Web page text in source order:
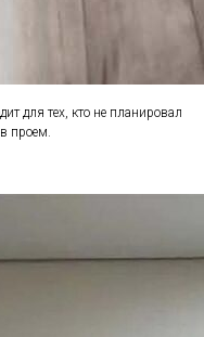
для тех, кто не планировал
проем.